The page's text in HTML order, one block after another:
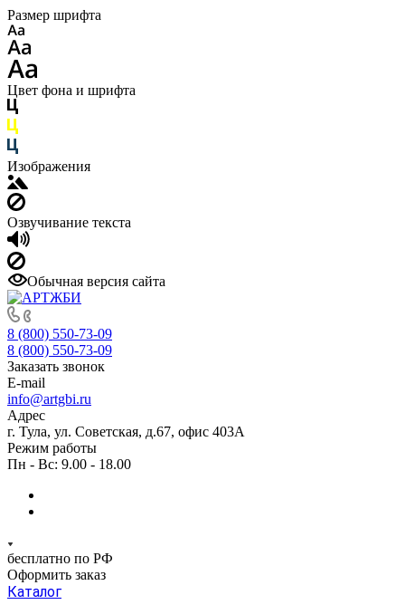
Размер шрифта
Цвет фона и шрифта
Изображения
Озвучивание текста
Обычная версия сайта
8 (800) 550-73-09
8 (800) 550-73-09
Заказать звонок
E-mail
info@artgbi.ru
Адрес
г. Тула, ул. Советская, д.67, офис 403А
Режим работы
Пн - Вс: 9.00 - 18.00
бесплатно по РФ
Оформить заказ
Каталог